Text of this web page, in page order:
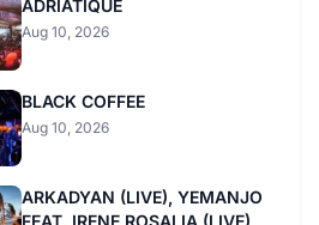
ADRIATIQUE
Aug 10, 2026
BLACK COFFEE
Aug 10, 2026
ARKADYAN (LIVE), YEMANJO
FEAT. IRENE ROSALIA (LIVE)